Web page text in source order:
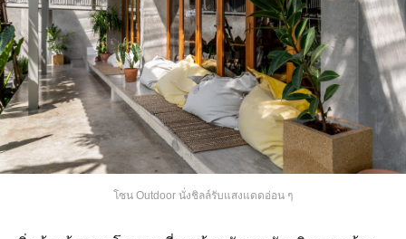
โซน Outdoor นั่งชิลล์รับแสงแดดอ่อน ๆ